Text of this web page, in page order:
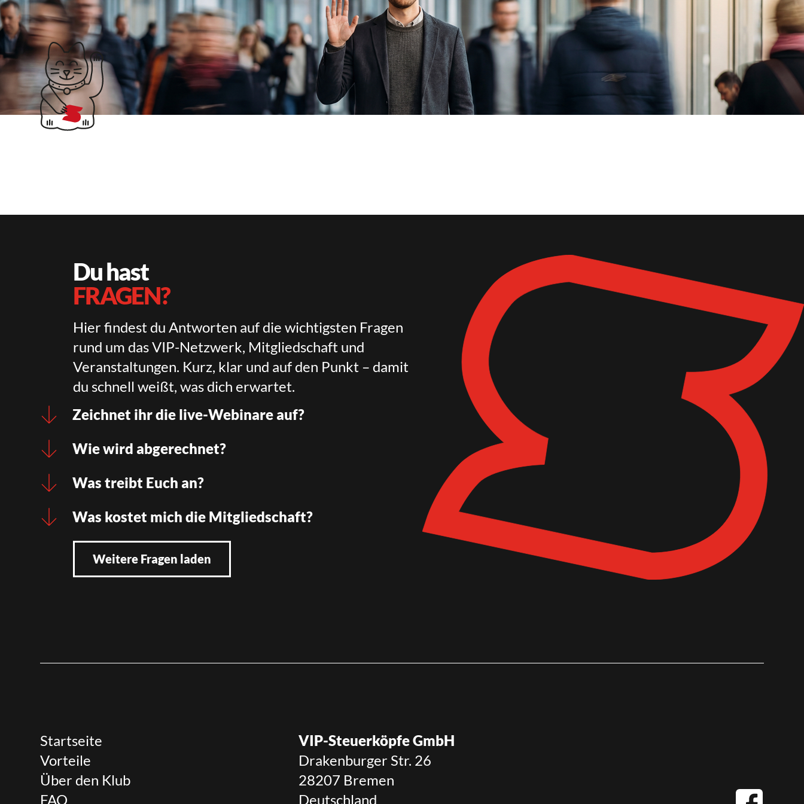
Suchergebnisse für: ready2order
Du hast
FRAGEN?
Hier findest du Antworten auf die wichtigsten Fragen
rund um das VIP-Netzwerk, Mitgliedschaft und
Veranstaltungen. Kurz, klar und auf den Punkt – damit
du schnell weißt, was dich erwartet.
Zeichnet ihr die live-Webinare auf?
Wie wird abgerechnet?
Was treibt Euch an?
Was kostet mich die Mitgliedschaft?
Weitere Fragen laden
Startseite
Vorteile
Über den Klub
FAQ
VIP-Steuerköpfe GmbH
Drakenburger Str. 26
28207 Bremen
Deutschland